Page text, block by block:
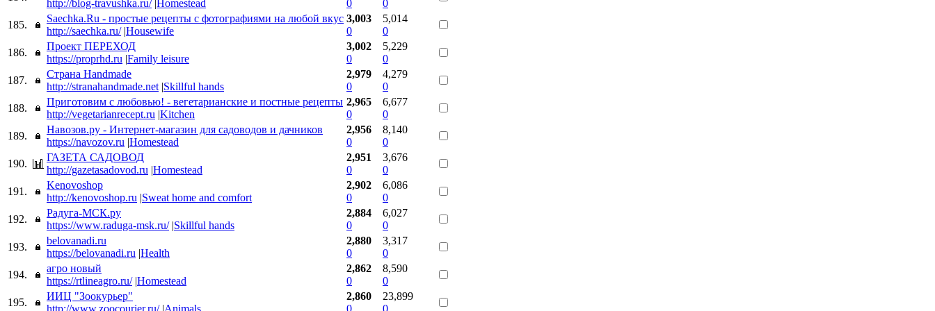
http://blog-travushka.ru/ Homestead 0
0
185.
Saechka.Ru - простые рецепты с фотографиями на любой вкус
http://saechka.ru/ |Housewife
3,003
0
5,014
0
186.
Проект ПЕРЕХОД
https://proprhd.ru |Family leisure
3,002
0
5,229
0
187.
Страна Handmade
http://stranahandmade.net |Skillful hands
2,979
0
4,279
0
188.
Приготовим с любовью! - вегетарианские и постные рецепты
http://vegetarianrecept.ru |Kitchen
2,965
0
6,677
0
189.
Навозов.ру - Интернет-магазин для садоводов и дачников
https://navozov.ru |Homestead
2,956
0
8,140
0
190.
ГАЗЕТА САДОВОД
http://gazetasadovod.ru |Homestead
2,951
0
3,676
0
191.
Kenovoshop
http://kenovoshop.ru |Sweat home and comfort
2,902
0
6,086
0
192.
Радуга-МСК.ру
https://www.raduga-msk.ru/ |Skillful hands
2,884
0
6,027
0
193.
belovanadi.ru
https://belovanadi.ru |Health
2,880
0
3,317
0
194.
агро новый
https://rtlineagro.ru/ |Homestead
2,862
0
8,590
0
195.
ИИЦ "Зоокурьер"
http://www.zoocourier.ru/ |Animals
2,860
0
23,899
0